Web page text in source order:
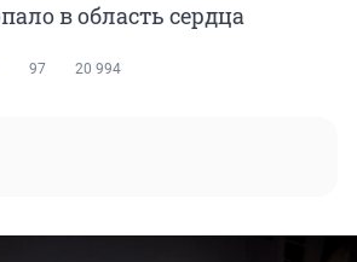
в область сердца
97 20 994